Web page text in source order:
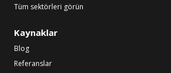
Tüm sektörleri görün
Kaynaklar
Blog
Referanslar